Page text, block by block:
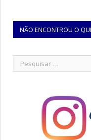
NÃO ENCONTROU O